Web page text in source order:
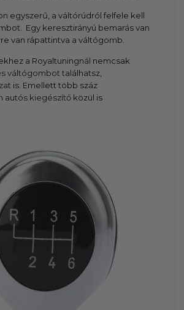
egyszerű, a váltórúdról felfele kell
Egy keresztirányú bemarás van
van rápattintva a váltógomb.
a Royaltuningnál nemcsak
váltógombot találhatsz,
is. Emellett több száz
autós kiegészítő közül is